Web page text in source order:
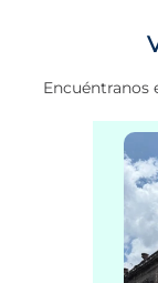
Encuéntranos